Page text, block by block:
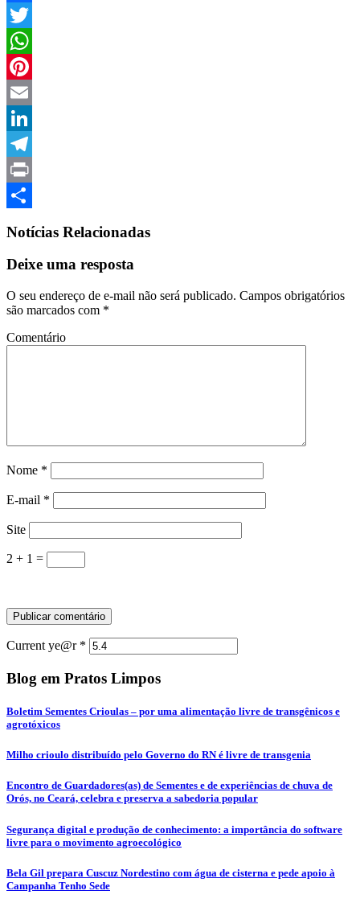
Facebook
Twitter
WhatsApp
Pinterest
Email
LinkedIn
Telegram
Print
Notícias Relacionadas
Deixe uma resposta
O seu endereço de e-mail não será publicado. Campos obrigatórios
são marcados com *
Comentário
Nome *
E-mail *
Site
2 + 1 =
Current ye@r *
Blog em Pratos Limpos
Boletim Sementes Crioulas – por uma alimentação livre de transgênicos e
agrotóxicos
Milho crioulo distribuído pelo Governo do RN é livre de transgenia
Encontro de Guardadores(as) de Sementes e de experiências de chuva de
Orós, no Ceará, celebra e preserva a sabedoria popular
Segurança digital e produção de conhecimento: a importância do software
livre para o movimento agroecológico
Bela Gil prepara Cuscuz Nordestino com água de cisterna e pede apoio à
Campanha Tenho Sede